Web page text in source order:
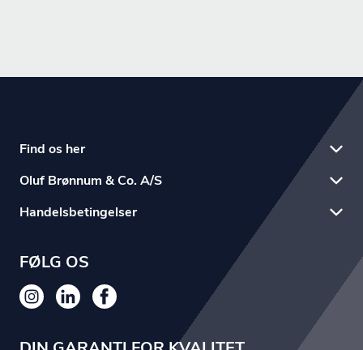
Find os her
Oluf Brønnum & Co. A/S
Handelsbetingelser
FØLG OS